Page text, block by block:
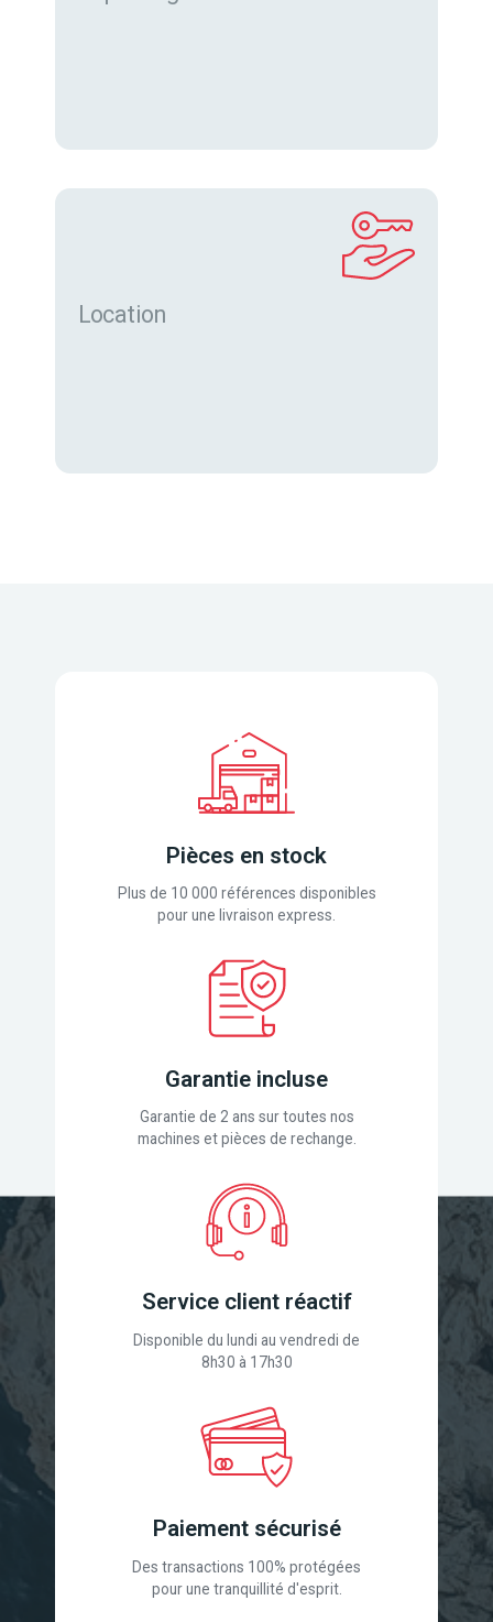
Location
Pièces en stock
Plus de 10 000 références disponibles
pour une livraison express.
Garantie incluse
Garantie de 2 ans sur toutes nos
machines et pièces de rechange.
Service client réactif
Disponible du lundi au vendredi de
8h30 à 17h30
Paiement sécurisé
Des transactions 100% protégées
pour une tranquillité d'esprit.